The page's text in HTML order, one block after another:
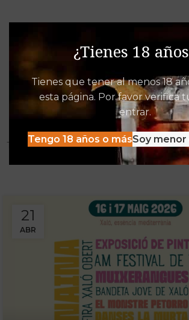
¿Tienes 18
Tienes que tener al menos 18
esta página. Por favor verifica
entrar.
Tengo 18 años o másSoy menor
Destacados de Vinalia
Mucho más que una
Tenemos las experiencias, descuentos y
para disfrutar al máximo de la
21
ABR